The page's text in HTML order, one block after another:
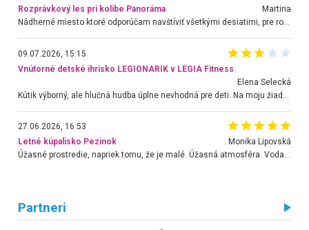
Rozprávkový les pri kolibe Panoráma
Martina
Nádherné miesto ktoré odporúčam navštíviť všetkými desiatimi, pre rodiny s deťmi, dôchodcom... Proste a jednoducho ozaj rozprávkový les.. určite ešte prídeme. Odniesli sme si na pamiatku krásne tričká,
09.07.2026, 15:15
Vnútorné detské ihrisko LEGIONARIK v LEGIA Fitness
Elena Selecká
27.06.2026, 16:53
Letné kúpalisko Pezinok
. Monika Lipovská
Úžasné prostredie, napriek tomu, že je malé. Úžasná atmosféra. Voda fantastická a nádherná. Ľudí je pomerne veľa, ale su mili a ohľaduplní. Je veľmi zaujímavé sledovať, ako dokážu spolu športovať cudzí ľudia a bez ohľadu na vek. Vládne tu pohoda. Vnuka neviem dostať z vody. Ďakujem za krásny deň . Urcite sa sem vrátim. Jediný problém je s parkovaním, ale aj ten sa mi podarilo vyriešiť. Monika Bratislava
Partneri